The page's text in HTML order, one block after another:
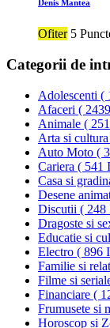
Denis Mantea
Ofiter 5
Categorii de
Adolescenti (
Afaceri (
Animale (
Arta si cultura
Auto Moto (
Cariera ( 541
Casa si
Desene
Discutii ( 248
Dragoste si
Educatie si
Electro ( 896
Familie si
Filme si
Financiare (
Frumusete si
Horoscop si